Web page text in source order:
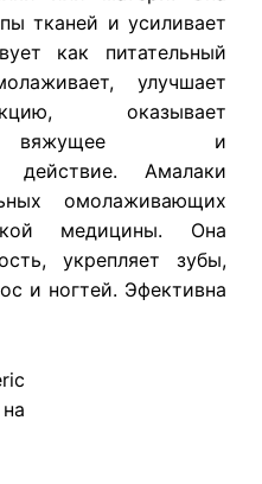
тканей и усиливает
как питательный
улучшает
оказывает
вяжущее и
действие. Амалаки
омолаживающих
медицины. Она
укрепляет зубы,
и ногтей. Эфективна